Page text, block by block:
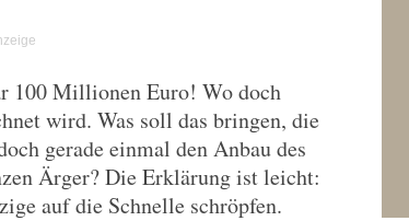
100 Millionen Euro! Wo doch
wird. Was soll das bringen, die
gerade einmal den Anbau des
Ärger? Die Erklärung ist leicht:
auf die Schnelle schröpfen.